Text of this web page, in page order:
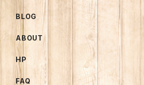
BLOG
ABOUT
HP
FAQ